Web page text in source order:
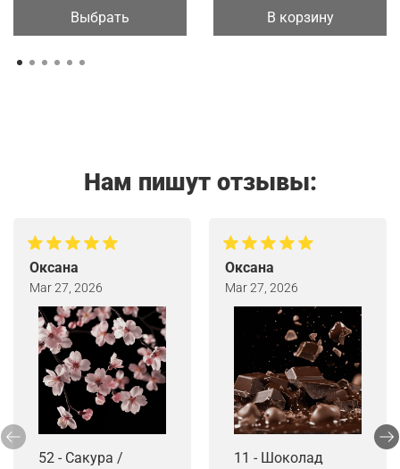
Выбрать В корзину
Нам пишут отзывы:
Оксана
Mar 27, 2026
52 - Сакура /
Оксана
Mar 27, 2026
11 - Шоколад